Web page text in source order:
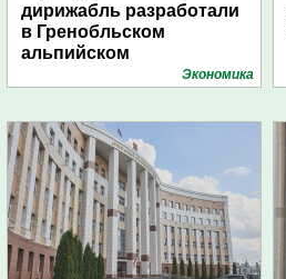
дирижабль разработали
в Гренобльском
альпийском
Экономика